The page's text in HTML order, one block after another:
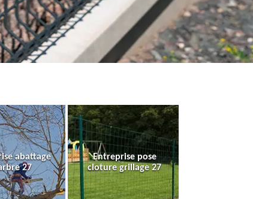
abattage
27
Entreprise pose
cloture grillage 27